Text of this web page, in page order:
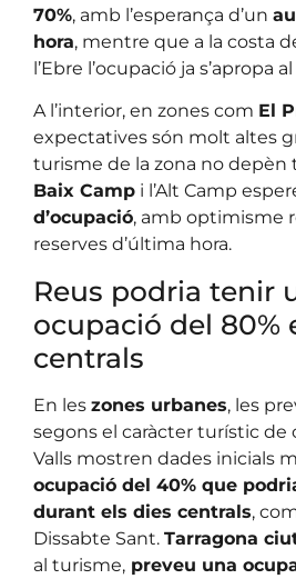
70%, amb l’esperança d’un
hora, mentre que a la costa
l’Ebre l’ocupació ja s’apropa al
A l’interior, en zones com El
expectatives són molt altes
turisme de la zona no depèn
Baix Camp i l’Alt Camp
d’ocupació, amb optimisme
reserves d’última hora.
Reus podria tenir
ocupació del 80%
centrals
En les zones urbanes, les
segons el caràcter turístic de
Valls mostren dades inicials
ocupació del 40% que
durant els dies centrals,
Dissabte Sant. Tarragona
al turisme, preveu una